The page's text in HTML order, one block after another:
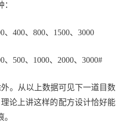
、400、800、1500、3000
500、1000、2000、3000#
。从以上数据可见下一道目数
论上讲这样的配方设计恰好能